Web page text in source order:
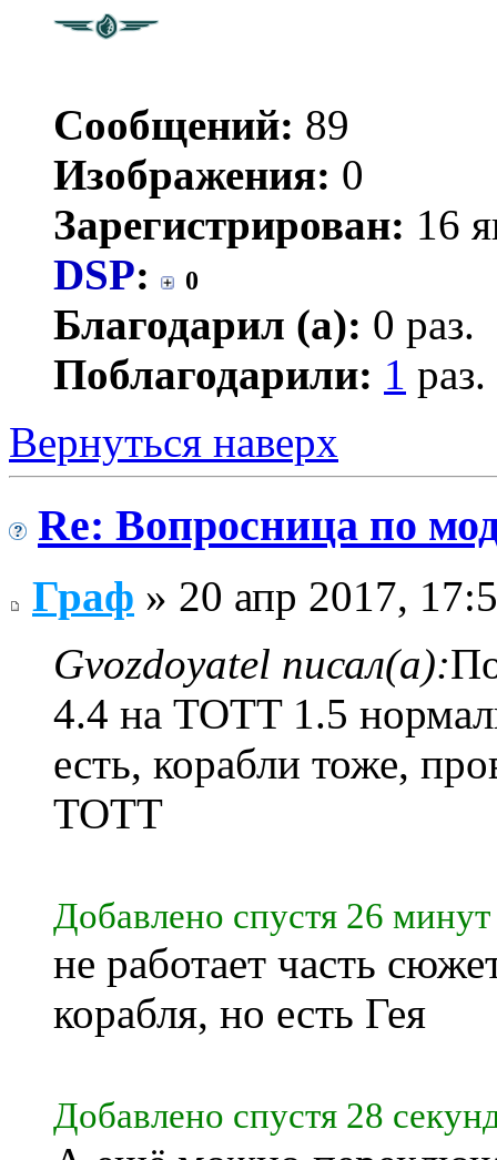
Сообщений: 89
Изображения: 0
Зарегистрирован: 16
DSP: 0
Благодарил (а): 0 раз.
Поблагодарили: 1 раз.
Вернуться наверх
Re: Вопросница по
Граф » 20 апр 2017,
Gvozdoyatel писал(а):
4.4 на TOTT 1.5
есть, корабли тоже,
TOTT
Добавлено спустя 26
не работает часть
корабля, но есть Гея
Добавлено спустя 28